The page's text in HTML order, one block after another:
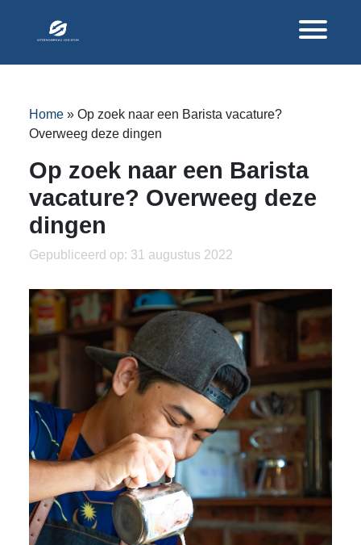
Home » Op zoek naar een Barista vacature?
Overweeg deze dingen
Op zoek naar een Barista
vacature? Overweeg deze
dingen
Gepubliceerd op: 31 augustus 2022